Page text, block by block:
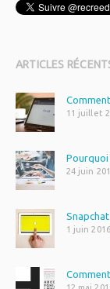
ARTICLES
11 juillet
Pourquoi
24 juin
1 juin 2016